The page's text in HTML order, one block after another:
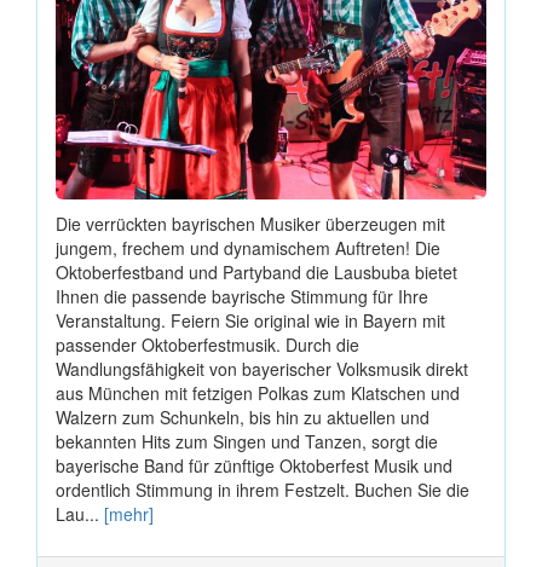
Die verrückten bayrischen Musiker überzeugen mit
jungem, frechem und dynamischem Auftreten! Die
Oktoberfestband und Partyband die Lausbuba bietet
Ihnen die passende bayrische Stimmung für Ihre
Veranstaltung. Feiern Sie original wie in Bayern mit
passender Oktoberfestmusik. Durch die
Wandlungsfähigkeit von bayerischer Volksmusik direkt
aus München mit fetzigen Polkas zum Klatschen und
Walzern zum Schunkeln, bis hin zu aktuellen und
bekannten Hits zum Singen und Tanzen, sorgt die
bayerische Band für zünftige Oktoberfest Musik und
ordentlich Stimmung in ihrem Festzelt. Buchen Sie die
Lau... [mehr]